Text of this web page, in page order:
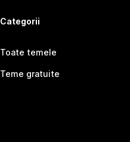
Categorii
Toate temele
Teme gratuite